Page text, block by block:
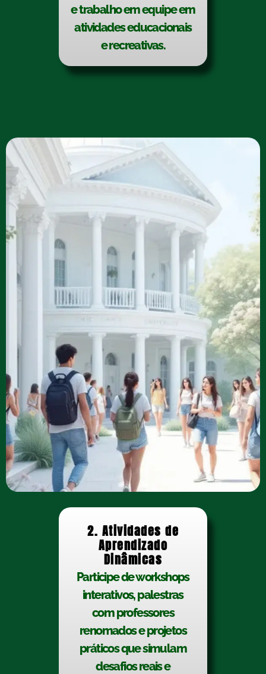
e trabalho em equipe em
atividades educacionais
e recreativas.
2. Atividades de
Aprendizado
Dinâmicas
Participe de workshops
interativos, palestras
com professores
renomados e projetos
práticos que simulam
desafios reais e